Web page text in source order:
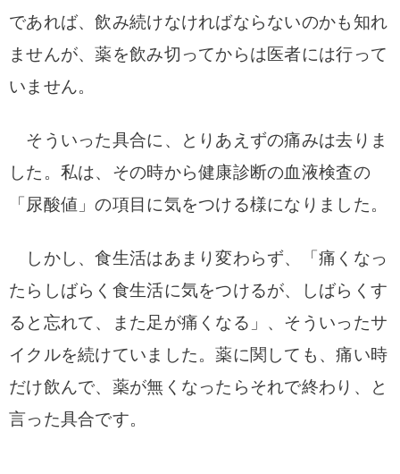
であれば、飲み続けなければならないのかも知れ
ませんが、薬を飲み切ってからは医者には行って
いません。
そういった具合に、とりあえずの痛みは去りま
した。私は、その時から健康診断の血液検査の
「尿酸値」の項目に気をつける様になりました。
しかし、食生活はあまり変わらず、「痛くなっ
たらしばらく食生活に気をつけるが、しばらくす
ると忘れて、また足が痛くなる」、そういったサ
イクルを続けていました。薬に関しても、痛い時
だけ飲んで、薬が無くなったらそれで終わり、と
言った具合です。